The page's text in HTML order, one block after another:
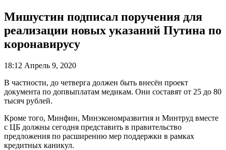
Мишустин подписал поручения для
реализации новых указаний Путина по
коронавирусу
18:12 Апрель 9, 2020
В частности, до четверга должен быть внесён проект
документа по допвыплатам медикам. Они составят от 25 до 80
тысяч рублей.
Кроме того, Минфин, Минэкономразвития и Минтруд вместе
с ЦБ должны сегодня представить в правительство
предложения по расширению мер поддержки в рамках
кредитных каникул.